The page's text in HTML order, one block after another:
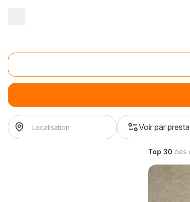
Installation de porte d'entrée pvc
installation de porte d'entrée pvc
Voir par
Top 30 des